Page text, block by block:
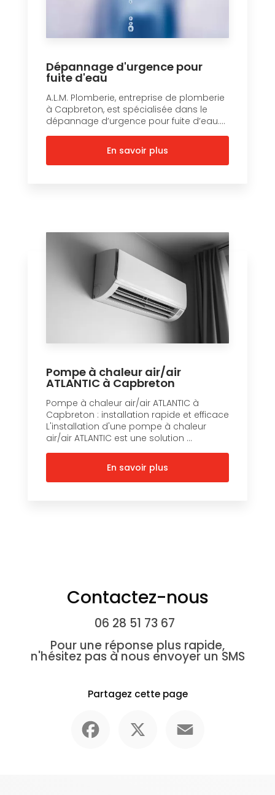
Dépannage d'urgence pour
fuite d'eau
A.L.M. Plomberie, entreprise de plomberie
à Capbreton, est spécialisée dans le
dépannage d’urgence pour fuite d’eau....
En savoir plus
Pompe à chaleur air/air
ATLANTIC à Capbreton
Pompe à chaleur air/air ATLANTIC à
Capbreton : installation rapide et efficace
L'installation d'une pompe à chaleur
air/air ATLANTIC est une solution ...
En savoir plus
Contactez-nous
06 28 51 73 67
Pour une réponse plus rapide,
n'hésitez pas à nous envoyer un SMS
Partagez cette page